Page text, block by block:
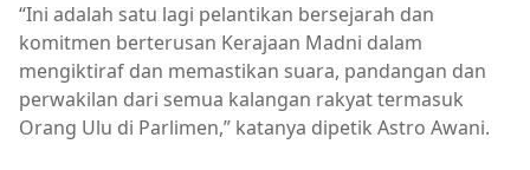
“Ini adalah satu lagi pelantikan bersejarah dan
komitmen berterusan Kerajaan Madni dalam
mengiktiraf dan memastikan suara, pandangan dan
perwakilan dari semua kalangan rakyat termasuk
Orang Ulu di Parlimen,” katanya dipetik Astro Awani.